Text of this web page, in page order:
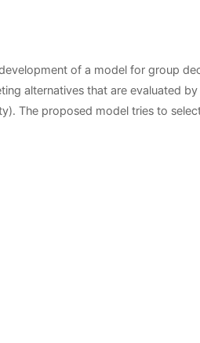
of a model for group
alternatives that are evaluated
proposed model tries to select a common
more realistic and better